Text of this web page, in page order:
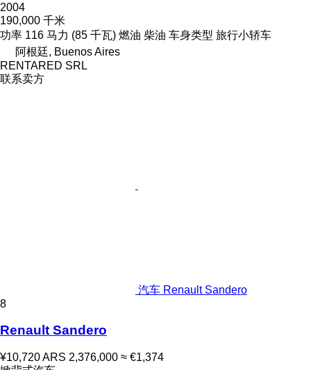
2004
190,000 千米
功率 116 马力 (85 千瓦) 燃油 柴油 车身类型 旅行小轿车
阿根廷, Buenos Aires
RENTARED SRL
联系卖方
汽车 Renault Sandero
8
Renault Sandero
¥10,720ARS 2,376,000 ≈ €1,374